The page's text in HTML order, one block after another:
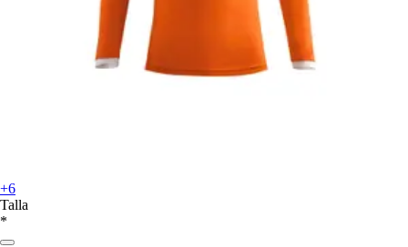
+6
Talla
*